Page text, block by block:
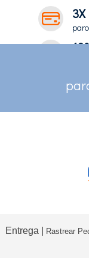
Entrega | Rastrear